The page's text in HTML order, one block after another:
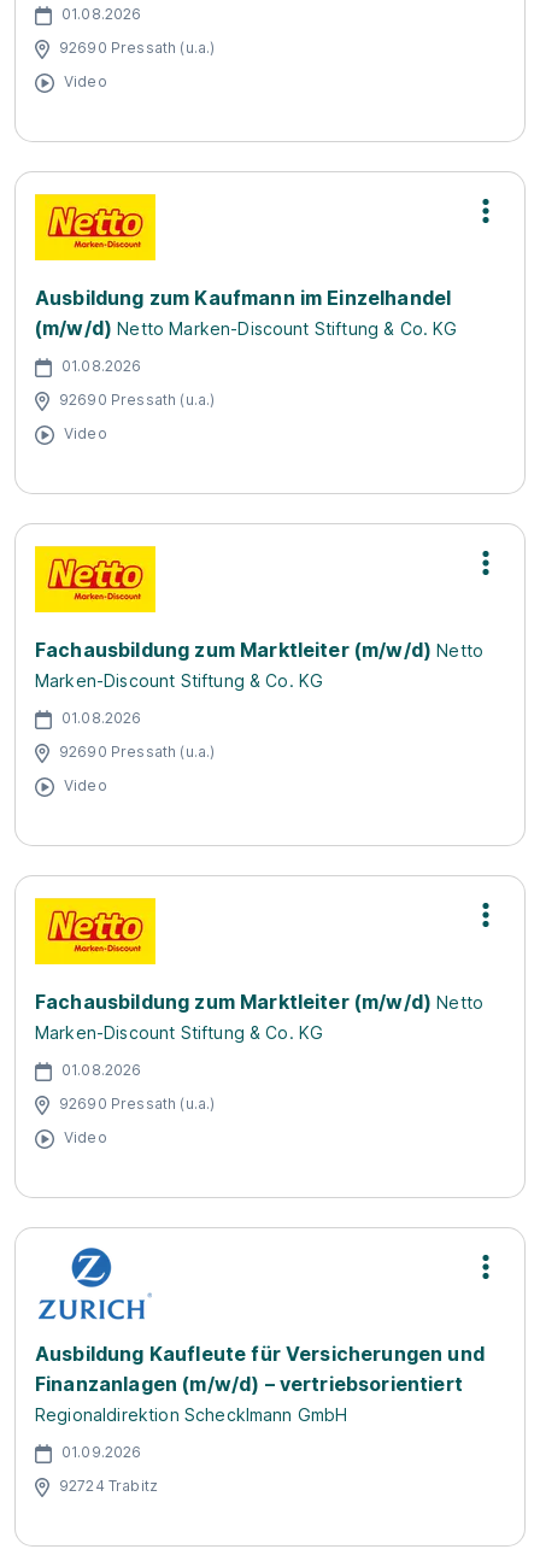
01.08.2026
92690 Pressath (u.a.)
Video
Ausbildung zum Kaufmann im Einzelhandel
(m/w/d) Netto Marken-Discount Stiftung & Co. KG
01.08.2026
92690 Pressath (u.a.)
Video
Fachausbildung zum Marktleiter (m/w/d) Netto
Marken-Discount Stiftung & Co. KG
01.08.2026
92690 Pressath (u.a.)
Video
Fachausbildung zum Marktleiter (m/w/d) Netto
Marken-Discount Stiftung & Co. KG
01.08.2026
92690 Pressath (u.a.)
Video
Ausbildung Kaufleute für Versicherungen und
Finanzanlagen (m/w/d) – vertriebsorientiert
Regionaldirektion Schecklmann GmbH
01.09.2026
92724 Trabitz